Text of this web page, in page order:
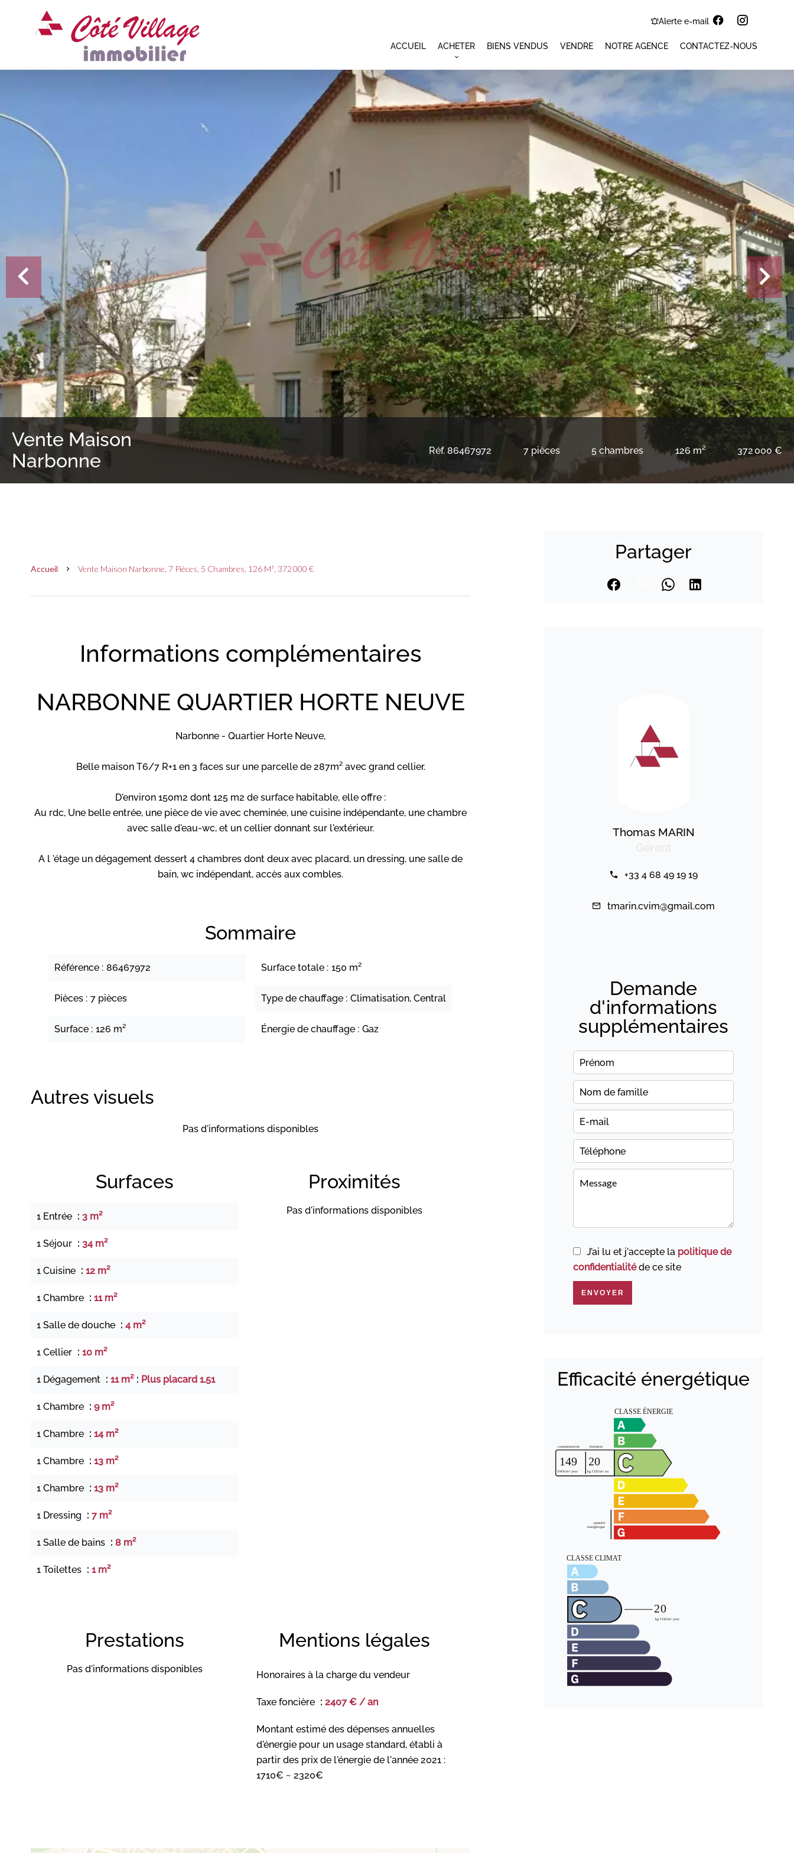
Alerte e-mail
ACCUEIL ACHETER BIENS VENDUS VENDRE NOTRE AGENCE CONTACTEZ-NOUS
Vente Maison
Narbonne
Réf. 86467972 7 pièces 5 chambres 126 m² 372 000 €
Accueil Vente Maison Narbonne, 7 Pièces, 5 Chambres, 126 M², 372 000 €
Informations complémentaires
NARBONNE QUARTIER HORTE NEUVE
Narbonne - Quartier Horte Neuve,
Belle maison T6/7 R+1 en 3 faces sur une parcelle de 287m² avec grand cellier.
D'environ 150m2 dont 125 m2 de surface habitable, elle offre :
Au rdc, Une belle entrée, une pièce de vie avec cheminée, une cuisine indépendante, une chambre
avec salle d'eau-wc, et un cellier donnant sur l'extérieur.
A l 'étage un dégagement dessert 4 chambres dont deux avec placard, un dressing, une salle de
bain, wc indépendant, accès aux combles.
Sommaire
Référence 86467972
Pièces 7 pièces
Surface 126 m²
Surface totale 150 m²
Type de chauffage Climatisation, Central
Énergie de chauffage Gaz
Autres visuels
Pas d'informations disponibles
Surfaces
1 Entrée 3 m²
1 Séjour 34 m²
1 Cuisine 12 m²
1 Chambre 11 m²
1 Salle de douche 4 m²
1 Cellier 10 m²
1 Dégagement 11 m² Plus placard 1.51
1 Chambre 9 m²
1 Chambre 14 m²
1 Chambre 13 m²
1 Chambre 13 m²
1 Dressing 7 m²
1 Salle de bains 8 m²
1 Toilettes 1 m²
Proximités
Pas d'informations disponibles
Prestations
Pas d'informations disponibles
Mentions légales
Honoraires à la charge du vendeur
Taxe foncière 2407 € / an
Montant estimé des dépenses annuelles
d'énergie pour un usage standard, établi à
partir des prix de l'énergie de l'année 2021 :
1710€ ~ 2320€
Partager
Thomas MARIN
+33 4 68 49 19 19
tmarin.cvim@gmail.com
Demande
d'informations
supplémentaires
J’ai lu et j'accepte la politique de
confidentialitéde ce site
ENVOYER
Efficacité énergétique